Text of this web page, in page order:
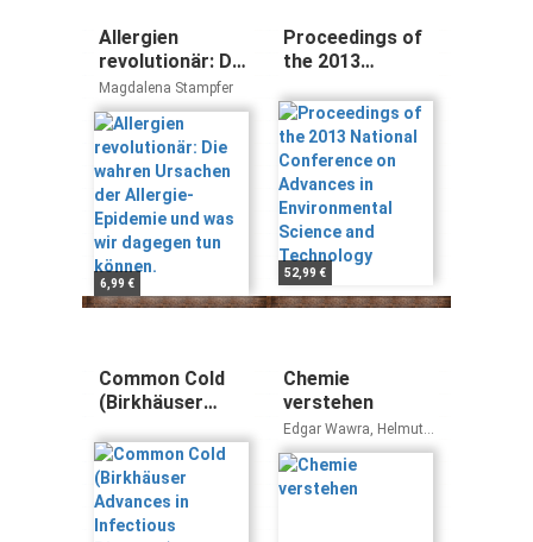
Allergien
revolutionär: Die
wahren
Ursachen der
Allergie-
Epidemie und
was wir dagegen
tun können.
Magdalena Stampfer
6,99 €
Proceedings of
the 2013
Conference on
Advances in
Environmental
Science and
Technology
52,99 €
Common Cold
(Birkhäuser
Infectious
Diseases)
Chemie
verstehen
Edgar Wawra, Helmut
Dolznig, Ernst Müllner